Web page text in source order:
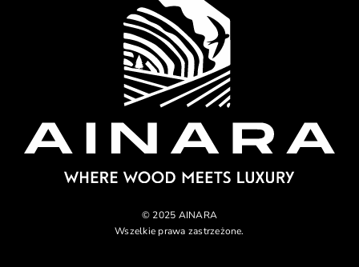
© 2025 AINARA
Wszelkie prawa zastrzeżone.